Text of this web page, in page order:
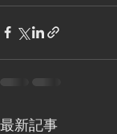
最新記事